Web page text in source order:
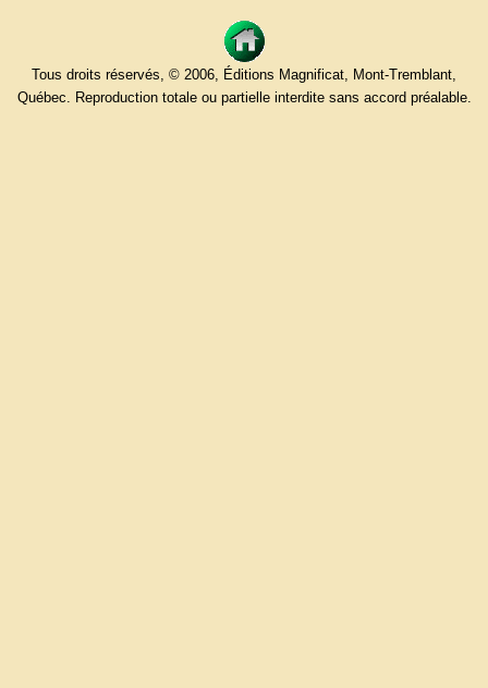
Tous droits réservés, © 2006, Éditions Magnificat, Mont-Tremblant,
Québec. Reproduction totale ou partielle interdite sans accord préalable.